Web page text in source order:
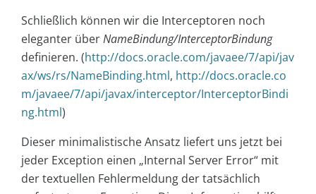
Schließlich können wir die Interceptoren noch
eleganter überNameBindung/InterceptorBindung
definieren. (http://docs.oracle.com/javaee/7/api/jav
ax/ws/rs/NameBinding.html, http://docs.oracle.co
m/javaee/7/api/javax/interceptor/InterceptorBindi
ng.html)
Dieser minimalistische Ansatz liefert uns jetzt bei
jeder Exception einen „Internal Server Error“ mit
der textuellen Fehlermeldung der tatsächlich